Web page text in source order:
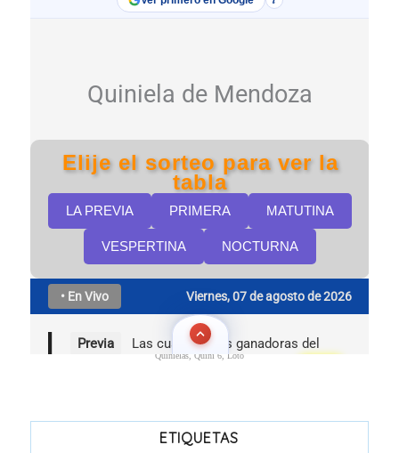
Quinielas, Quini 6, Loto
ETIQUETAS